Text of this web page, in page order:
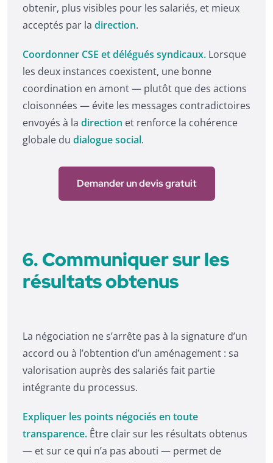
obtenir, plus visibles pour les salariés, et mieux
acceptés par la direction.
Coordonner CSE et délégués syndicaux. Lorsque
les deux instances coexistent, une bonne
coordination en amont — plutôt que des actions
cloisonnées — évite les messages contradictoires
envoyés à la direction et renforce la cohérence
globale du dialogue social.
Demander un devis gratuit
6. Communiquer sur les
résultats obtenus
La négociation ne s’arrête pas à la signature d’un
accord ou à l’obtention d’un aménagement : sa
valorisation auprès des salariés fait partie
intégrante du processus.
Expliquer les points négociés en toute
transparence. Être clair sur les résultats obtenus
— et sur ce qui n’a pas abouti — permet de